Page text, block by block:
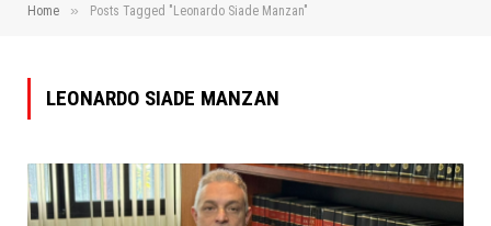
Home » Posts Tagged "Leonardo Siade Manzan"
LEONARDO SIADE MANZAN